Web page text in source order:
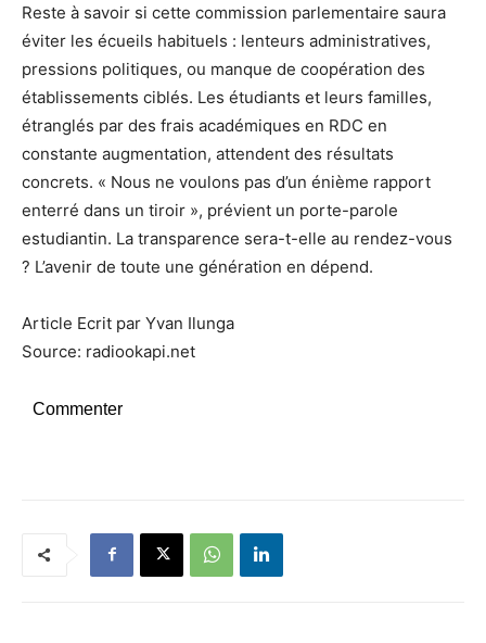
Reste à savoir si cette commission parlementaire saura
éviter les écueils habituels : lenteurs administratives,
pressions politiques, ou manque de coopération des
établissements ciblés. Les étudiants et leurs familles,
étranglés par des frais académiques en RDC en
constante augmentation, attendent des résultats
concrets. « Nous ne voulons pas d’un énième rapport
enterré dans un tiroir », prévient un porte-parole
estudiantin. La transparence sera-t-elle au rendez-vous
? L’avenir de toute une génération en dépend.
Article Ecrit par Yvan Ilunga
Source: radiookapi.net
Commenter